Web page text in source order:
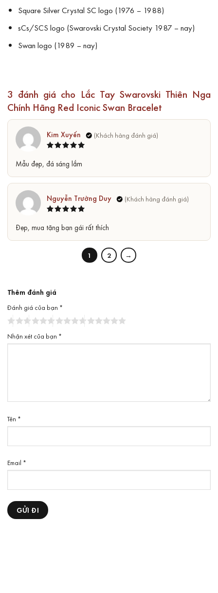
Square Silver Crystal SC logo (1976 – 1988)
sCs/SCS logo (Swarovski Crystal Society 1987 – nay)
Swan logo (1989 – nay)
3 đánh giá cho Lắc Tay Swarovski Thiên Nga
Chính Hãng Red Iconic Swan Bracelet
hạng5 5
Kim Xuyến
Mẫu đẹp, đá sáng lắm
hạng5 5
sao
Nguyễn Trường Duy
Đẹp, mua tặng bạn gái rất thích
1 2 →
Thêm đánh giá
Đánh giá của bạn *
Nhận xét của bạn *
Tên *
Email *